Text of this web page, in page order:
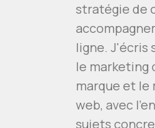
stratégie de
ligne. J'écris
le marketing
marque et
web, avec
sujets